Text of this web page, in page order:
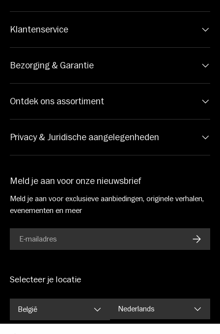
Klantenservice
Bezorging & Garantie
Ontdek ons assortiment
Privacy & Juridische aangelegenheden
Meld je aan voor onze nieuwsbrief
Meld je aan voor exclusieve aanbiedingen, originele verhalen,
evenementen en meer
E-mail
Selecteer je locatie
België TaalNederlands